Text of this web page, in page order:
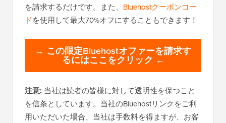
を請求するだけです。また、 Bluehostクーポンコー
ドを使用して最大70%オフにすることもできます！
→ この限定Bluehostオファーを請求す
るにはここをクリック ←
注意: 当社は読者の皆様に対して透明性を保つこと
を信条としています。当社のBluehostリンクをご利
用いただいた場合、当社は手数料を得ますが、お客